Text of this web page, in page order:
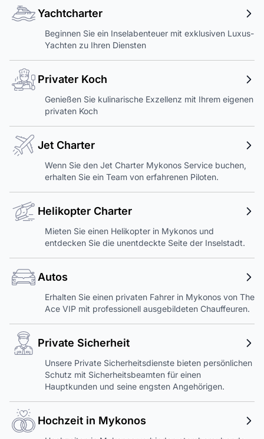
Yachtcharter
Beginnen Sie ein Inselabenteuer mit exklusiven Luxus-
Yachten zu Ihren Diensten
Privater Koch
Genießen Sie kulinarische Exzellenz mit Ihrem eigenen
privaten Koch
Jet Charter
Wenn Sie den Jet Charter Mykonos Service buchen,
erhalten Sie ein Team von erfahrenen Piloten.
Helikopter Charter
Mieten Sie einen Helikopter in Mykonos und
entdecken Sie die unentdeckte Seite der Inselstadt.
Autos
Erhalten Sie einen privaten Fahrer in Mykonos von The
Ace VIP mit professionell ausgebildeten Chauffeuren.
Private Sicherheit
Unsere Private Sicherheitsdienste bieten persönlichen
Schutz mit Sicherheitsbeamten für einen
Hauptkunden und seine engsten Angehörigen.
Hochzeit in Mykonos